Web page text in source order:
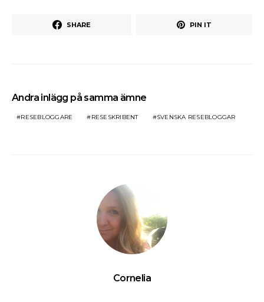
SHARE PIN IT
Andra inlägg på samma ämne
RESEBLOGGARE RESESKRIBENT SVENSKA RESEBLOGGAR
Cornelia